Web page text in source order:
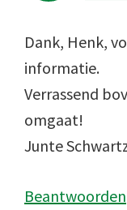
Dank, Henk,
informatie.
Verrassend
omgaat!
Junte
Beantwoorden